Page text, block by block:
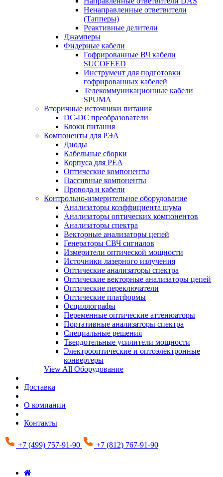
Ненаправленные ответвители
(Тапперы)
Реактивные делители
Джамперы
Фидерные кабели
Гофрированные ВЧ кабели
SUCOFEED
Инструмент для подготовки
гофрированных кабелей
Телекоммуникационные кабели
SPUMA
Вторичные источники питания
DC-DC преобразователи
Блоки питания
Компоненты для РЭА
Диоды
Кабельные сборки
Корпуса для РЕА
Оптические компоненты
Пассивные компоненты
Провода и кабели
Контрольно-измерительное оборудование
Анализаторы коэффициента шума
Анализаторы оптических компонентов
Анализаторы спектра
Векторные анализаторы цепей
Генераторы СВЧ сигналов
Измерители оптической мощности
Источники лазерного излучения
Оптические анализаторы спектра
Оптические векторные анализаторы цепей
Оптические переключатели
Оптические платформы
Осциллографы
Переменные оптические аттенюаторы
Портативные анализаторы спектра
Специальные решения
Твердотельные усилители мощности
Электрооптические и оптоэлектронные
конвертеры
View All Оборудование
Доставка
О компании
Контакты
+7 (499) 757-91-90 +7 (812) 767-91-90